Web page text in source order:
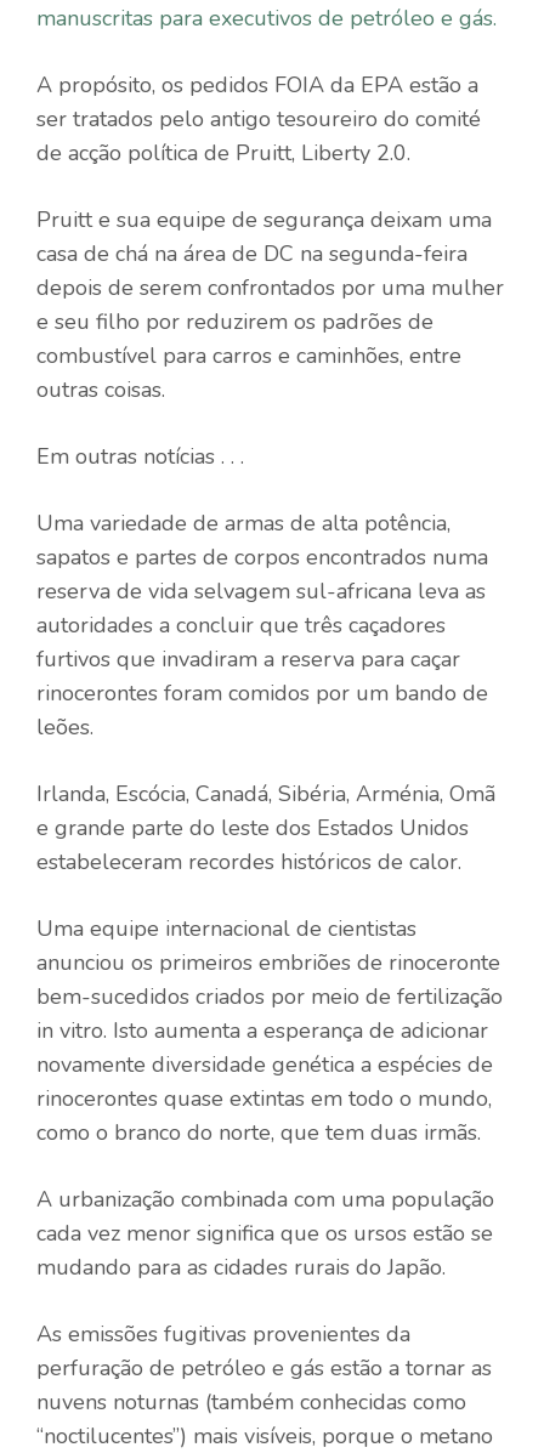
manuscritas para executivos de petróleo e gás.
A propósito, os pedidos FOIA da EPA estão a
ser tratados pelo antigo tesoureiro do comité
de acção política de Pruitt, Liberty 2.0.
Pruitt e sua equipe de segurança deixam uma
casa de chá na área de DC na segunda-feira
depois de serem confrontados por uma mulher
e seu filho por reduzirem os padrões de
combustível para carros e caminhões, entre
outras coisas.
Em outras notícias . . .
Uma variedade de armas de alta potência,
sapatos e partes de corpos encontrados numa
reserva de vida selvagem sul-africana leva as
autoridades a concluir que três caçadores
furtivos que invadiram a reserva para caçar
rinocerontes foram comidos por um bando de
leões.
Irlanda, Escócia, Canadá, Sibéria, Arménia, Omã
e grande parte do leste dos Estados Unidos
estabeleceram recordes históricos de calor.
Uma equipe internacional de cientistas
anunciou os primeiros embriões de rinoceronte
bem-sucedidos criados por meio de fertilização
in vitro. Isto aumenta a esperança de adicionar
novamente diversidade genética a espécies de
rinocerontes quase extintas em todo o mundo,
como o branco do norte, que tem duas irmãs.
A urbanização combinada com uma população
cada vez menor significa que os ursos estão se
mudando para as cidades rurais do Japão.
As emissões fugitivas provenientes da
perfuração de petróleo e gás estão a tornar as
nuvens noturnas (também conhecidas como
“noctilucentes”) mais visíveis, porque o metano